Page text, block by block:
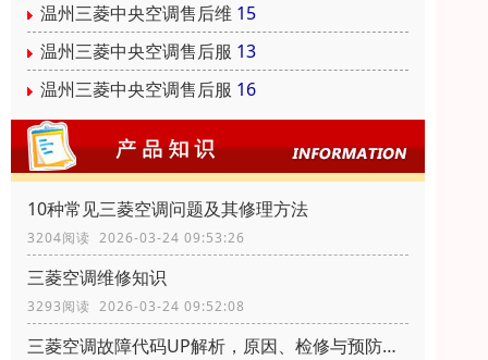
温州三菱中央空调售后维 15
温州三菱中央空调售后服 13
温州三菱中央空调售后服 16
10种常见三菱空调问题及其修理方法
3204阅读 2026-03-24 09:53:26
三菱空调维修知识
3293阅读 2026-03-24 09:52:08
三菱空调故障代码UP解析，原因、检修与预防措施